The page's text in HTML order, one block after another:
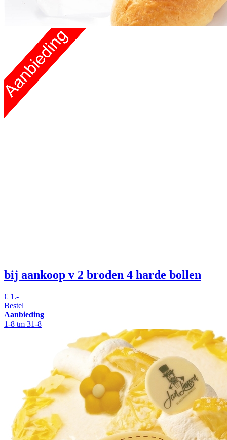
bij aankoop v 2 broden 4 harde bollen
€ 1.-
Bestel
Aanbieding
1-8 tm 31-8